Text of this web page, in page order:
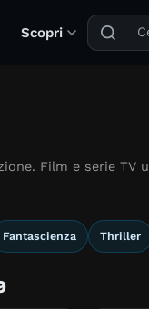
Scopri
Puoi
Film e serie
Fantascienza Thriller